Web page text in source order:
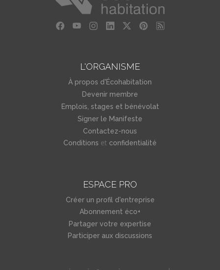
L'ORGANISME
À propos d'Écohabitation
Devenir membre
Emplois, stages et bénévolat
Signer le Manifeste
Contactez-nous
Conditions et confidentialité
ESPACE PRO
Créer un profil d'entreprise
Abonnement éco+
Partager votre expertise
Participer aux discussions